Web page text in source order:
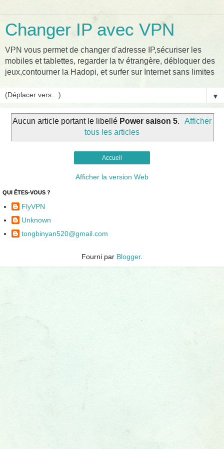
Changer IP avec VPN
VPN vous permet de changer d'adresse IP,sécuriser les
mobiles et tablettes, regarder la tv étrangère, débloquer des
jeux,contourner la Hadopi, et surfer sur Internet sans limites
▼
Aucun article portant le libellé Power saison 5.
Afficher
tous les articles
Accueil
Afficher la version Web
QUI ÊTES-VOUS ?
FlyVPN
Unknown
tongbinyan520@gmail.com
Fourni par Blogger.